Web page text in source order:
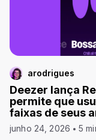
arodrigues
Deezer lança
permite que
faixas de seus
junho 24, 2026 5